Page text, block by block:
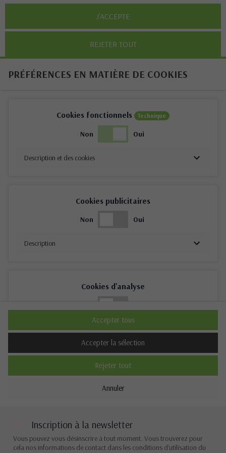
REJETER TOUT
J'ACCEPTE
PRÉFÉRENCES EN MATIÈRE DE COOKIES
Cookies fonctionnels Technique
Non Oui
Description et des cookies
Cookies publicitaires
Non Oui
Description
Cookies d'analyse
Description
Cookies de performance
Annuler
Rejeter tout
Accepter la sélection
Accepter tous
Inscription à la newsletter
Vous pouvez vous désinscrire à tout moment. Vous trouverez pour
cela nos informations de contact dans les conditions d'utilisation du